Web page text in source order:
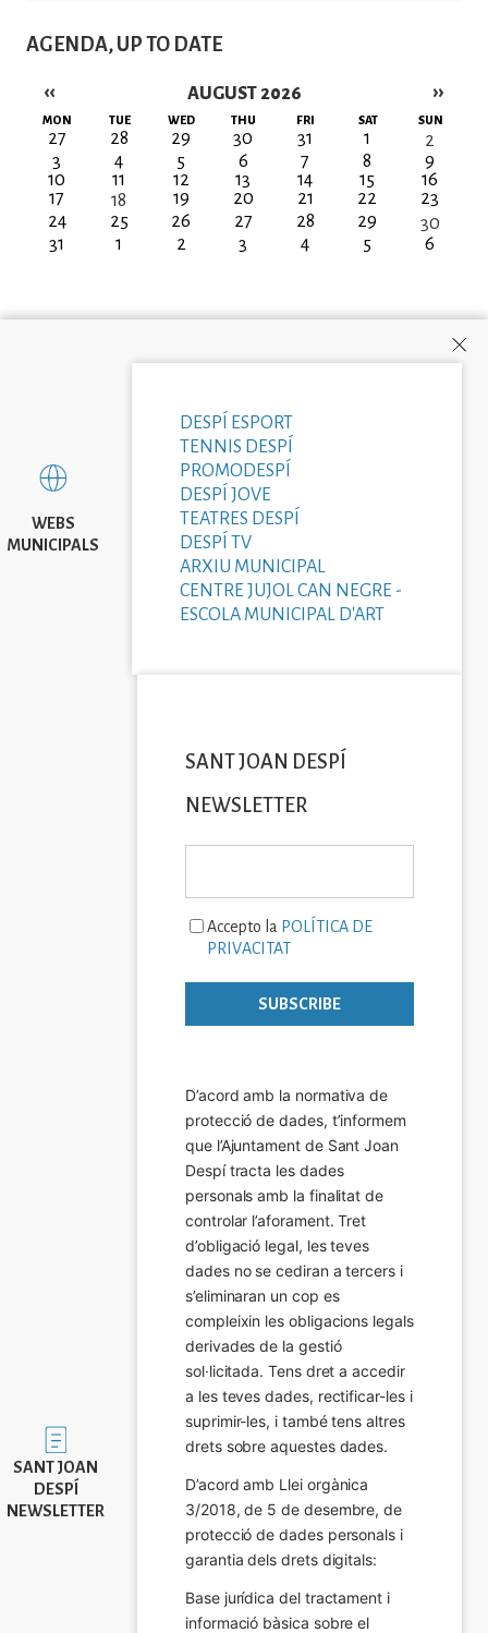
AGENDA, UP TO DATE
AUGUST 2026
Pagination
‹‹ ››
MON TUE WED THU FRI SAT SUN
27 28 29 30 31 1
2
3
4 5 6 7 8
9
10
11 12 13 14 15
16
17
18 19 20 21 22
23
24
25 26 27 28 29
30
31
1 2 3 4 5 6
WEBS
MUNICIPALS
DESPÍ ESPORT
TENNIS DESPÍ
PROMODESPÍ
DESPÍ JOVE
TEATRES DESPÍ
DESPÍ TV
ARXIU MUNICIPAL
CENTRE JUJOL CAN NEGRE -
ESCOLA MUNICIPAL D'ART
Imatge
SANT JOAN
DESPÍ
NEWSLETTER
SANT JOAN DESPÍ
NEWSLETTER
Accepto la POLÍTICA DE
PRIVACITAT
D’acord amb la normativa de
protecció de dades, t’informem
que l’Ajuntament de Sant Joan
Despí tracta les dades
personals amb la finalitat de
controlar l’aforament. Tret
d’obligació legal, les teves
dades no se cediran a tercers i
s’eliminaran un cop es
compleixin les obligacions legals
derivades de la gestió
sol·licitada. Tens dret a accedir
a les teves dades, rectificar-les i
suprimir-les, i també tens altres
drets sobre aquestes dades.
D’acord amb Llei orgànica
3/2018, de 5 de desembre, de
protecció de dades personals i
garantia dels drets digitals:
Base jurídica del tractament i
informació bàsica sobre el